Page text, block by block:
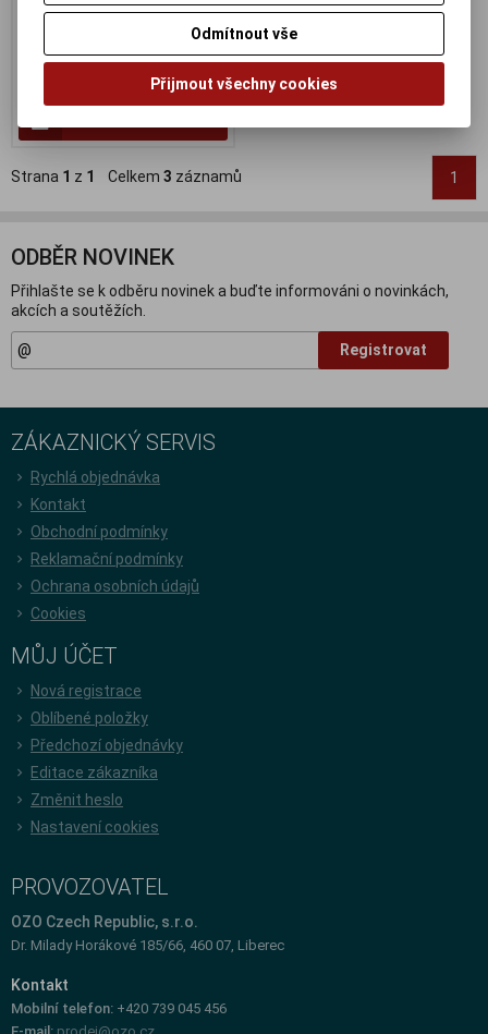
Termín dodání (dny):7
209 Kč
Strana 1 z 1 Celkem 3 záznamů 1
ODBĚR NOVINEK
Přihlašte se k odběru novinek a buďte informováni o novinkách,
akcích a soutěžích.
Registrovat
ZÁKAZNICKÝ SERVIS
Rychlá objednávka
Kontakt
Obchodní podmínky
Reklamační podmínky
Ochrana osobních údajů
Cookies
MŮJ ÚČET
Nová registrace
Oblíbené položky
Předchozí objednávky
Editace zákazníka
Změnit heslo
Nastavení cookies
PROVOZOVATEL
OZO Czech Republic, s.r.o.
Dr. Milady Horákové 185/66, 460 07, Liberec
Kontakt
Mobilní telefon: +420 739 045 456
Odmítnout vše
Přijmout všechny cookies